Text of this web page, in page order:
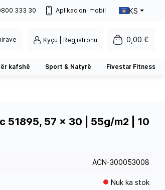
333 30 Aplikacioni mobil KS
Kyçu | Regjistrohu 0,00 €
kafshë Sport & Natyrë Fivestar Fitness
51895, 57 x 30 | 55g/m2 | 10
ACN-300053008
Nuk ka stok